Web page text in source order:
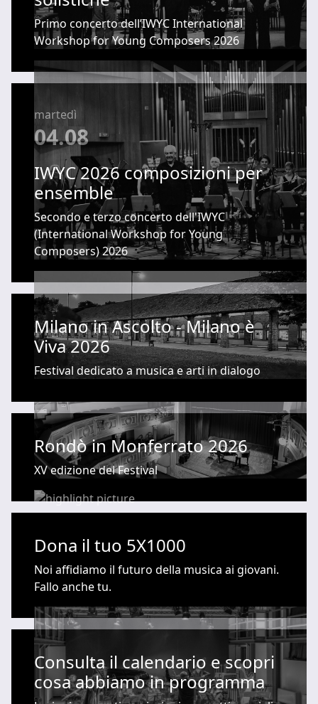
Primo concerto dell’IWYC International
Workshop for Young Composers 2026
martedì
04.08
IWYC 2026 composizioni per
ensemble
Secondo e terzo concerto dell'IWYC
(International Workshop for Young
Composers) 2026
Rondò in Monferrato 2026
XV edizione del Festival
Milano in Ascolto - Milano è
Viva 2026
Festival dedicato a musica e arti in dialogo
Dona il tuo 5X1000
Noi affidiamo il futuro della musica ai giovani.
Fallo anche tu.
Consulta il calendario e scopri
cosa abbiamo in programma